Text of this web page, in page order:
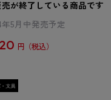
売が終了している商品です
年5月中発売予定
円